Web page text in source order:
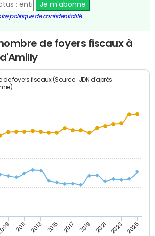
Je m'abonne
politique de confidentialité
de foyers fiscaux à
de foyers fiscaux (Source : JDN d'après
2011 2013 2015 2017 2019 2021 2023 2025